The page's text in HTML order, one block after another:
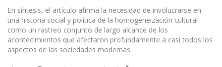
En síntesis, el artículo afirma la necesidad de involucrarse en
una historia social y política de la homogeneización cultural
como un rastreo conjunto de largo alcance de los
acontecimientos que afectaron profundamente a casi todos los
aspectos de las sociedades modernas.